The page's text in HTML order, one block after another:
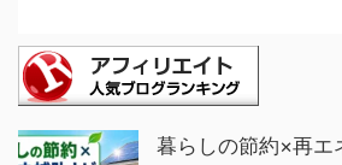
暮らしの節約×再エ